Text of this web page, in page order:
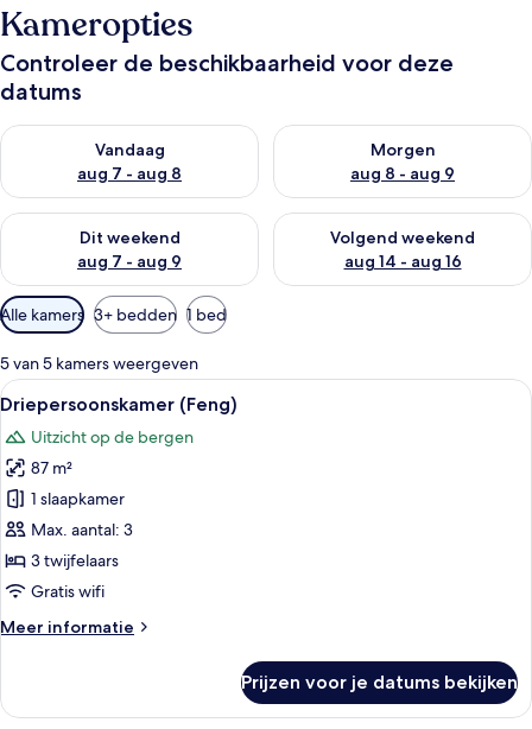
Kameropties
Controleer de beschikbaarheid voor deze
datums
Vandaag
aug 7 - aug 8
De beschikbaarheid controleren voor vanavond aug 7 - aug 8
Morgen
aug 8 - aug 9
De beschikbaarheid
Dit weekend
aug 7 - aug 9
De beschikbaarheid controleren voor dit weekend aug 7 -
Volgend weekend
aug 14 - aug 16
De beschikbaarheid
Beschikbare
filters
voor
kamers
Alle kamers 3+ bedden 1 bed
5 van 5 kamers weergeven
Alle
foto's
voor
Driepersoonskamer
(Feng)
laden
Een moderne woonkamer met een
8
Driepersoonskamer (Feng)
Uitzicht op de bergen
87 m²
1 slaapkamer
Max. aantal: 3
3 twijfelaars
Gratis wifi
Meer informatie
Meer
(Feng)
Prijzen voor je datums bekijken